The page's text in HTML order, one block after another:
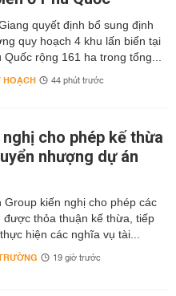
quyết định bổ sung định
quy hoạch 4 khu lấn biển tại
Quốc rộng 161 ha trong tổng...
HOẠCH 44 phút trước
cho phép kế thừa
nhượng dự án
Group kiến nghị cho phép các
được thỏa thuận kế thừa, tiếp
hiện các nghĩa vụ tài...
19 giờ trước